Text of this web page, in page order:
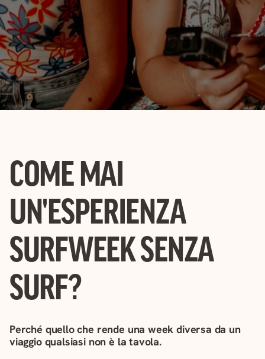
COME MAI
UN'ESPERIENZA
SURFWEEK SENZA
SURF?
Perché quello che rende una week diversa da un
viaggio qualsiasi non è la tavola.